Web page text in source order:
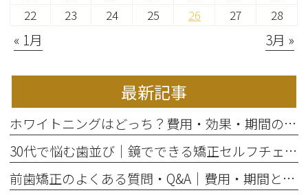
22
23 24 25 26 27 28
« 1月 3月 »
最新記事
ホワイトニングはどっち？費用・効果・期間の違いから選び方を解説
30代で悩む歯並び｜鏡でできる矯正セルフチェックと将来のリスク
前歯矯正のよくある質問・Q&A｜費用・期間と部分矯正の適応を解説